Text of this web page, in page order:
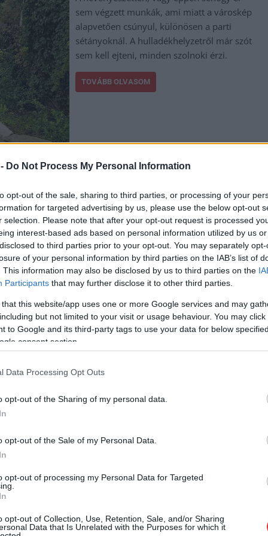
Do Not Process My Personal Information
opt-out of the sale, sharing to third parties, or processing of your
for targeted advertising by us, please use the below opt-out
selection. Please note that after your opt-out request is processed
interest-based ads based on personal information utilized by us
to third parties prior to your opt-out. You may separately
of your personal information by third parties on the IAB’s list of
This information may also be disclosed by us to third parties on the
Participants that may further disclose it to other third parties.
that this website/app uses one or more Google services and may
but not limited to your visit or usage behaviour. You may
to Google and its third-party tags to use your data for below
consent section.
Data Processing Opt Outs
opt-out of the Sharing of my personal data.
opt-out of the Sale of my Personal Data.
opt-out of processing my Personal Data for Targeted
opt-out of Collection, Use, Retention, Sale, and/or Sharing
Data that Is Unrelated with the Purposes for which it
sem végzett munkák, ami miatt a városkép
alapvetően csúnyul, különösen a parti
sétányoknál. A hulladékhelyzetről már szót
sem kell ejteni, minden szolnoki érzi.
TOVÁBB OLVASOM
is jócskán akadnak problémák
A Szolnokon nagy vitákat kavart Várkapu
Látogatóközpontot májusban adták át, azóta
a legkülönfélébb felületeken, élőszóban és
az interneten egyaránt kifejezésre juttatták a
helyiek, hogy egy igencsak megosztó
beruházásra tettek pontot az átadással.
olvasónk szerkesztőségünkhöz eljuttatott
problémák vannak.
a szolnoki várat
Hatalmas nehézségek árán, de idén május